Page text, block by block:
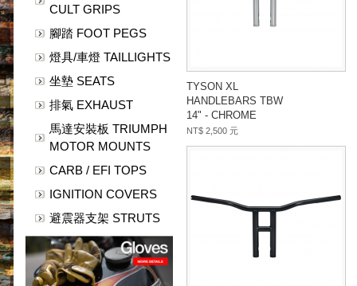
CULT GRIPS
腳踏 FOOT PEGS
燈具/車燈 TAILLIGHTS
坐墊 SEATS
排氣 EXHAUST
馬達安裝板 TRIUMPH
MOTOR MOUNTS
CARB / EFI TOPS
IGNITION COVERS
避震器支架 STRUTS
TYSON XL
HANDLEBARS TBW
14" - CHROME
NT$ 2,500 元